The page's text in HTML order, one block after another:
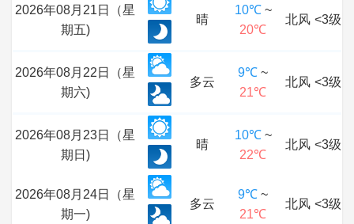
2026年08月21日（星
期五)
晴
10℃~
20℃
北风 <3级
2026年08月22日（星
期六)
多云
9℃ ~
21℃
北风 <3级
2026年08月23日（星
期日)
晴
10℃~
22℃
北风 <3级
2026年08月24日（星
期一)
多云
9℃ ~
21℃
北风 <3级